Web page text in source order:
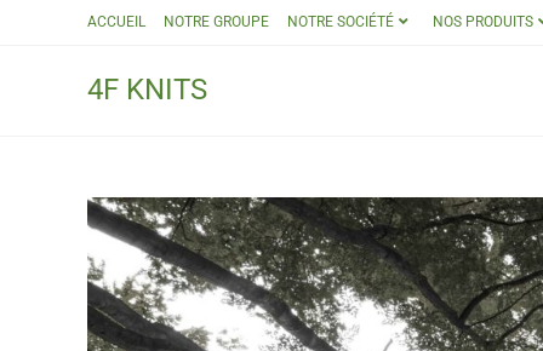
ACCUEIL NOTRE GROUPE NOTRE SOCIÉTÉ NOS PRODUITS
4F KNITS